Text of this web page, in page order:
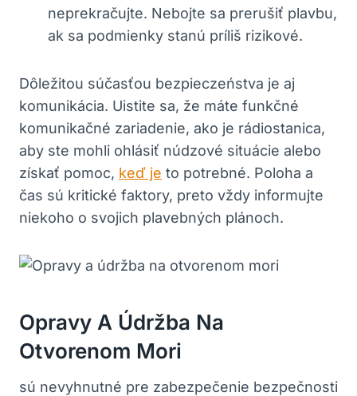
neprekračujte. Nebojte sa⁢ prerušiť plavbu,
ak sa podmienky stanú príliš rizikové.
Dôležitou súčasťou bezpieczeństva je aj⁣
komunikácia. Uistite sa, že máte ⁤funkčné
komunikačné ‍zariadenie, ako je ‌rádiostanica,
aby ste mohli ohlásiť⁢ núdzové⁢ situácie⁣ alebo
získať pomoc, keď je to potrebné. Poloha a
čas⁤ sú kritické faktory, preto vždy informujte
niekoho o svojich plavebných plánoch.
Opravy⁣ A Údržba Na
Otvorenom Mori
sú ‍nevyhnutné pre zabezpečenie bezpečnosti